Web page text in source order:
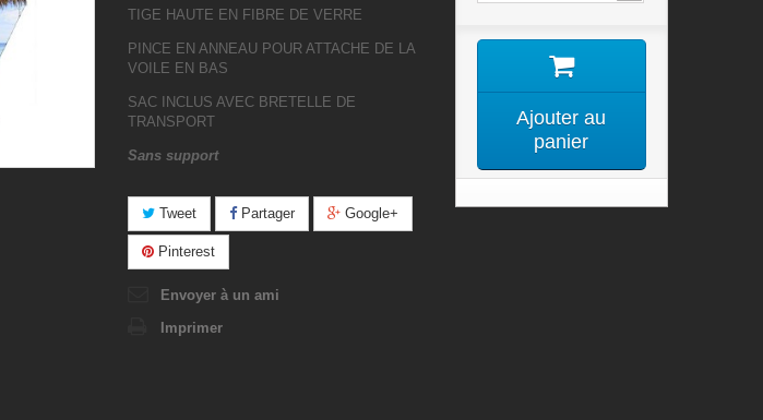
TIGE HAUTE EN FIBRE DE VERRE
PINCE EN ANNEAU POUR ATTACHE DE LA
VOILE EN BAS
SAC INCLUS AVEC BRETELLE DE
TRANSPORT
Sans support
Tweet Partager Google+
Pinterest
Envoyer à un ami
Imprimer
Ajouter au
panier